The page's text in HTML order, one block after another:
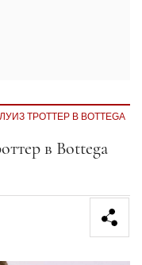
ТРОТТЕР В BOTTEGA
в Bottega